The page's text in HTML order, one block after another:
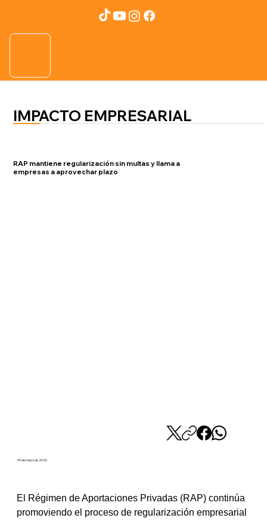
IMPACTO EMPRESARIAL
RAP mantiene regularización sin multas y llama a
empresas a aprovechar plazo
29 de mayo de 2026
El Régimen de Aportaciones Privadas (RAP) continúa
promoviendo el proceso de regularización empresarial